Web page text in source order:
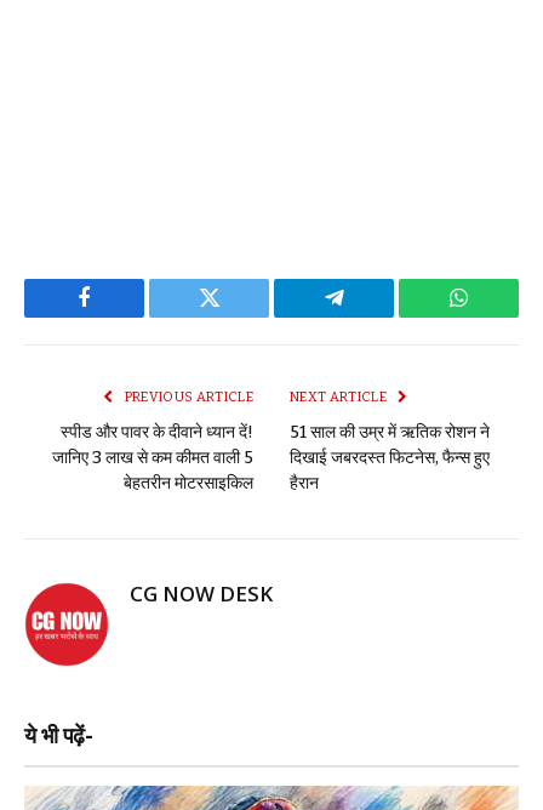
Facebook Twitter Telegram
PREVIOUS ARTICLE
स्पीड और पावर के दीवाने ध्यान दें!
जानिए 3 लाख से कम कीमत वाली 5
बेहतरीन मोटरसाइकिल
NEXT ARTICLE
51 साल की उम्र में ऋतिक रोशन ने
दिखाई जबरदस्त फिटनेस, फैन्स हुए
हैरान
CG NOW DESK
ये भी पढ़ें-